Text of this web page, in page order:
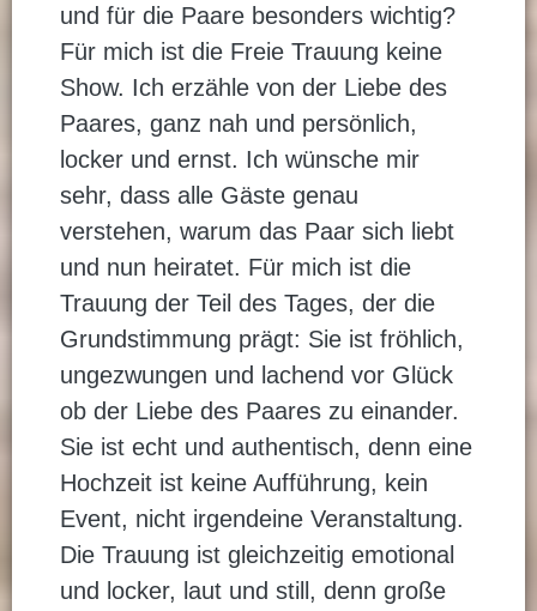
und für die Paare besonders wichtig?
Für mich ist die Freie Trauung keine
Show. Ich erzähle von der Liebe des
Paares, ganz nah und persönlich,
locker und ernst. Ich wünsche mir
sehr, dass alle Gäste genau
verstehen, warum das Paar sich liebt
und nun heiratet. Für mich ist die
Trauung der Teil des Tages, der die
Grundstimmung prägt: Sie ist fröhlich,
ungezwungen und lachend vor Glück
ob der Liebe des Paares zu einander.
Sie ist echt und authentisch, denn eine
Hochzeit ist keine Aufführung, kein
Event, nicht irgendeine Veranstaltung.
Die Trauung ist gleichzeitig emotional
und locker, laut und still, denn große